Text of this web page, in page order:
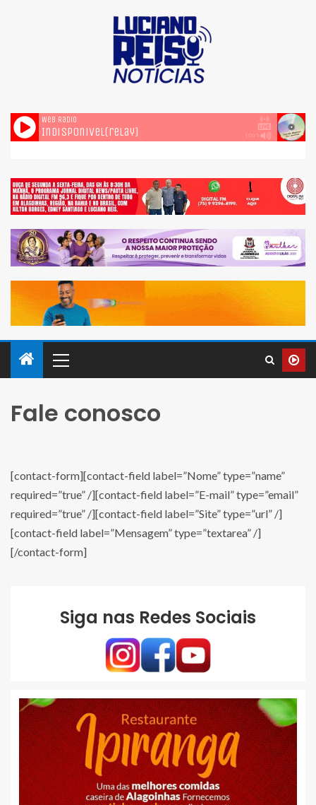
Fale conosco
[contact-form][contact-field label=”Nome” type=”name”
required=”true” /][contact-field label=”E-mail” type=”email”
required=”true” /][contact-field label=”Site” type=”url” /]
[contact-field label=”Mensagem” type=”textarea” /]
[/contact-form]
Siga nas Redes Sociais